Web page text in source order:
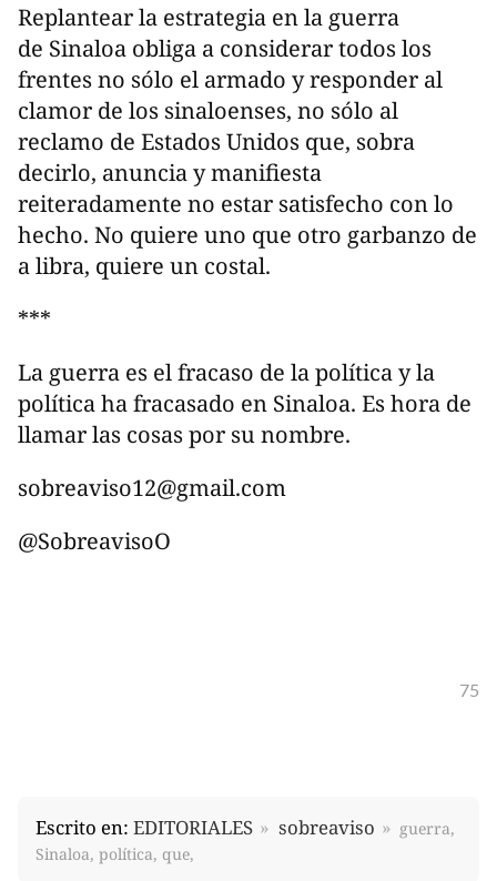
Replantear la estrategia en la guerra
de Sinaloa obliga a considerar todos los
frentes no sólo el armado y responder al
clamor de los sinaloenses, no sólo al
reclamo de Estados Unidos que, sobra
decirlo, anuncia y manifiesta
reiteradamente no estar satisfecho con lo
hecho. No quiere uno que otro garbanzo de
a libra, quiere un costal.
***
La guerra es el fracaso de la política y la
política ha fracasado en Sinaloa. Es hora de
llamar las cosas por su nombre.
sobreaviso12@gmail.com
@SobreavisoO
75
Escrito en: EDITORIALES sobreaviso
guerra,
Sinaloa, política, que,